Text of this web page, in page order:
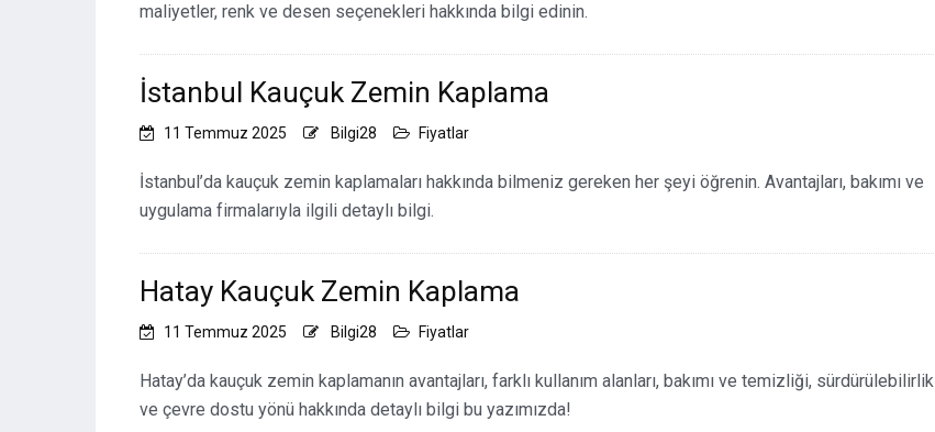
maliyetler, renk ve desen seçenekleri hakkında bilgi edinin.
İstanbul Kauçuk Zemin Kaplama
11 Temmuz 2025 Bilgi28 Fiyatlar
İstanbul’da kauçuk zemin kaplamaları hakkında bilmeniz gereken her şeyi öğrenin. Avantajları, bakımı ve
uygulama firmalarıyla ilgili detaylı bilgi.
Hatay Kauçuk Zemin Kaplama
11 Temmuz 2025 Bilgi28 Fiyatlar
Hatay’da kauçuk zemin kaplamanın avantajları, farklı kullanım alanları, bakımı ve temizliği, sürdürülebilirlik
ve çevre dostu yönü hakkında detaylı bilgi bu yazımızda!